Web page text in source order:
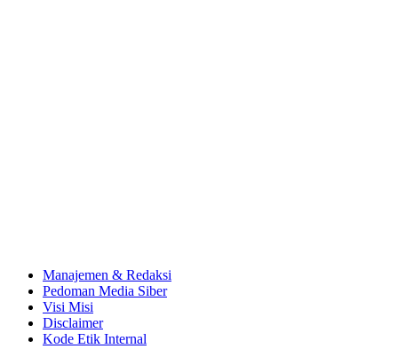
Manajemen & Redaksi
Pedoman Media Siber
Visi Misi
Disclaimer
Kode Etik Internal